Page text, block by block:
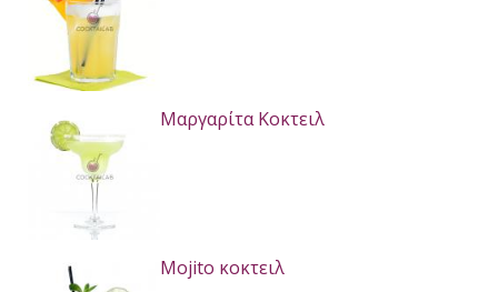
Μαργαρίτα Κοκτειλ
Mojito κοκτειλ